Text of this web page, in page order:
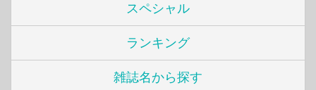
スペシャル
ランキング
雑誌名から探す